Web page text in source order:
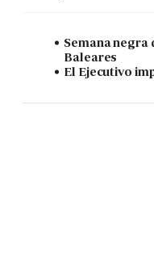
Semana negra
Baleares
El Ejecutivo